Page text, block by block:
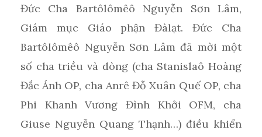
Đức Cha Bartôlômêô Nguyễn Sơn Lâm,
Giám mục Giáo phận Đàlạt. Đức Cha
Bartôlômêô Nguyễn Sơn Lâm đã mời một
số cha triều và dòng (cha Stanislaô Hoàng
Đắc Ánh OP, cha Anrê Đỗ Xuân Quế OP, cha
Phi Khanh Vương Đình Khởi OFM, cha
Giuse Nguyễn Quang Thạnh…) điều khiển